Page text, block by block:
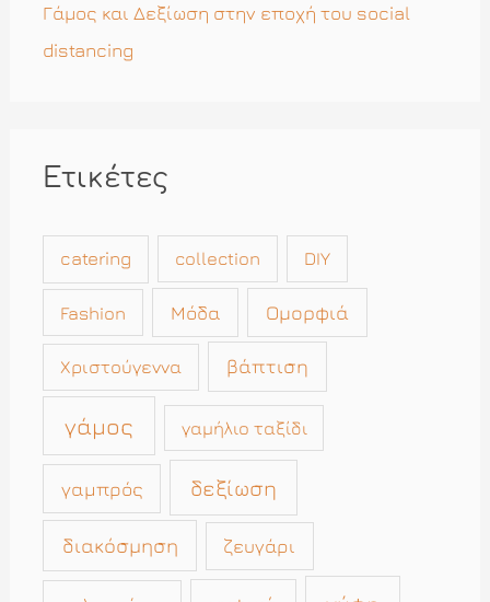
Γάμος και Δεξίωση στην εποχή του social
distancing
Ετικέτες
catering collection DIY
Fashion Μόδα Ομορφιά
Χριστούγεννα βάπτιση
γάμος γαμήλιο ταξίδι
γαμπρός δεξίωση
διακόσμηση ζευγάρι